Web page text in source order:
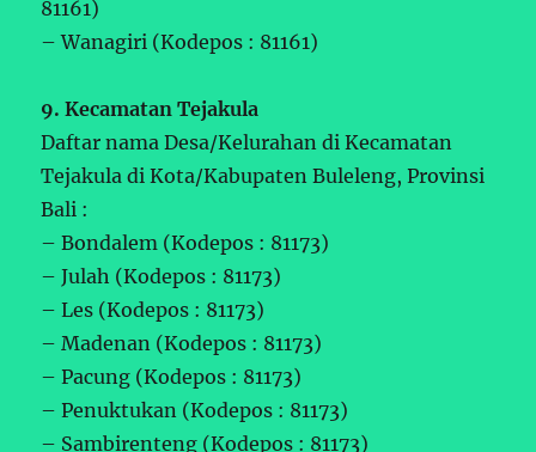
81161)
– Wanagiri (Kodepos : 81161)
9. Kecamatan Tejakula
Daftar nama Desa/Kelurahan di Kecamatan
Tejakula di Kota/Kabupaten Buleleng, Provinsi
Bali :
– Bondalem (Kodepos : 81173)
– Julah (Kodepos : 81173)
– Les (Kodepos : 81173)
– Madenan (Kodepos : 81173)
– Pacung (Kodepos : 81173)
– Penuktukan (Kodepos : 81173)
– Sambirenteng (Kodepos : 81173)